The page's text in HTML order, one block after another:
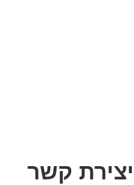
יצירת קשר